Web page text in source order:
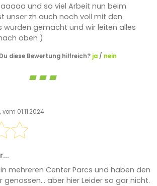
und so viel Arbeit nun beim
unser zh auch noch voll mit den
wurden gemacht und wir leiten alles
oben )
diese Bewertung hilfreich? ja/ nein
vom 01.11.2024
mehreren Center Parcs und haben den
aber hier Leider so gar nicht.